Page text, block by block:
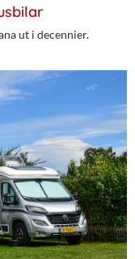
ut i decennier.